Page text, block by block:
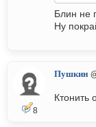
Блин не
Ну
8
Пушкин
Ктонить